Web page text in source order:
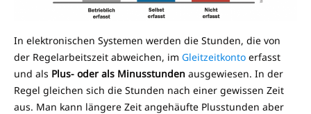
In elektronischen Systemen werden die Stunden, die von
der Regelarbeitszeit abweichen, im Gleitzeitkonto erfasst
und als Plus- oder als Minusstunden ausgewiesen. In der
Regel gleichen sich die Stunden nach einer gewissen Zeit
aus. Man kann längere Zeit angehäufte Plusstunden aber